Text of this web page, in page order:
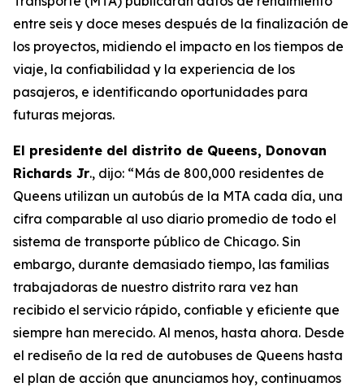
entre seis y doce meses después de la finalización de
los proyectos, midiendo el impacto en los tiempos de
viaje, la confiabilidad y la experiencia de los
pasajeros, e identificando oportunidades para
futuras mejoras.
El presidente del distrito de Queens, Donovan
Richards Jr., dijo: “Más de 800,000 residentes de
Queens utilizan un autobús de la MTA cada día, una
cifra comparable al uso diario promedio de todo el
sistema de transporte público de Chicago. Sin
embargo, durante demasiado tiempo, las familias
trabajadoras de nuestro distrito rara vez han
recibido el servicio rápido, confiable y eficiente que
siempre han merecido. Al menos, hasta ahora. Desde
el rediseño de la red de autobuses de Queens hasta
el plan de acción que anunciamos hoy, continuamos